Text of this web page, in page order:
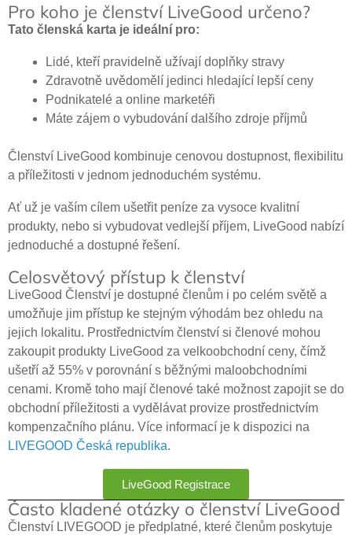
Pro koho je členství LiveGood určeno?
Tato členská karta je ideální pro:
Lidé, kteří pravidelně užívají doplňky stravy
Zdravotně uvědomělí jedinci hledající lepší ceny
Podnikatelé a online marketéři
Máte zájem o vybudování dalšího zdroje příjmů
Členství LiveGood kombinuje cenovou dostupnost, flexibilitu
a příležitosti v jednom jednoduchém systému.
Ať už je vaším cílem ušetřit peníze za vysoce kvalitní
produkty, nebo si vybudovat vedlejší příjem, LiveGood nabízí
jednoduché a dostupné řešení.
Celosvětový přístup k členství
LiveGood Členství je dostupné členům i po celém světě a
umožňuje jim přístup ke stejným výhodám bez ohledu na
jejich lokalitu. Prostřednictvím členství si členové mohou
zakoupit produkty LiveGood za velkoobchodní ceny, čímž
ušetří až 55% v porovnání s běžnými maloobchodními
cenami. Kromě toho mají členové také možnost zapojit se do
obchodní příležitosti a vydělávat provize prostřednictvím
kompenzačního plánu. Více informací je k dispozici na
LIVEGOOD Česká republika.
LiveGood Registrace
Často kladené otázky o členství LiveGood
Členství LIVEGOOD je předplatné, které členům poskytuje